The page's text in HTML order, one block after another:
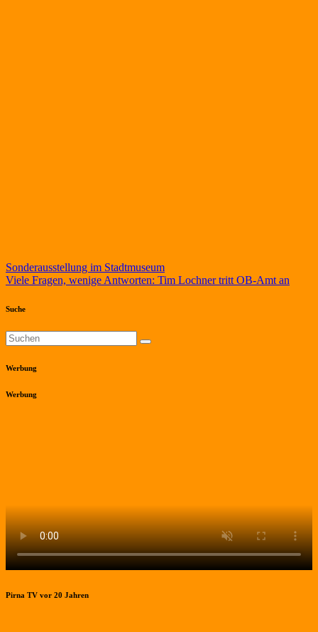
Beitragsnavigation
Sonderausstellung im Stadtmuseum
Viele Fragen, wenige Antworten: Tim Lochner tritt OB-Amt an
Suche
Werbung
Werbung
Pirna TV vor 20 Jahren